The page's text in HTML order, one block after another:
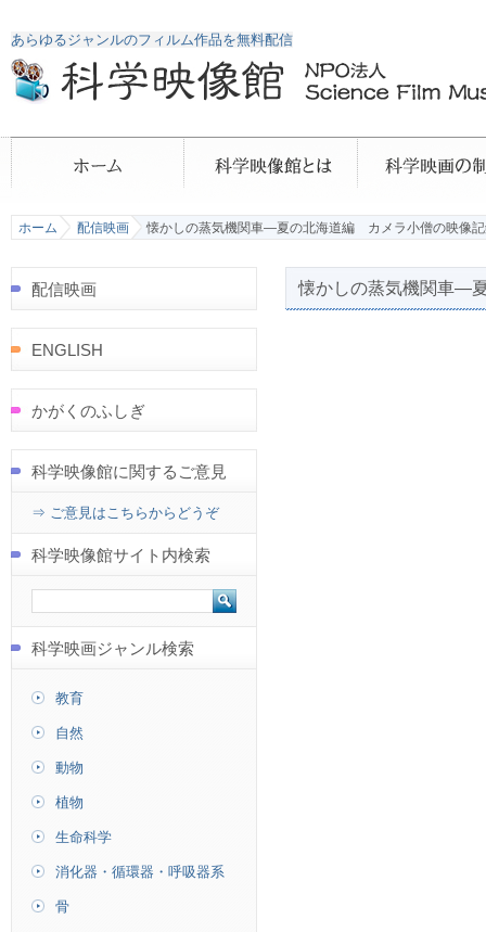
あらゆるジャンルのフィルム作品を無料配信
ホーム 配信映画 懐かしの蒸気機関車―夏の北海道編 カメラ小僧の映像
懐かしの蒸気機関車―
配信映画
ENGLISH
かがくのふしぎ
科学映像館に関するご意見
⇒ ご意見はこちらからどうぞ
科学映像館サイト内検索
科学映画ジャンル検索
教育
自然
動物
植物
生命科学
消化器・循環器・呼吸器系
骨